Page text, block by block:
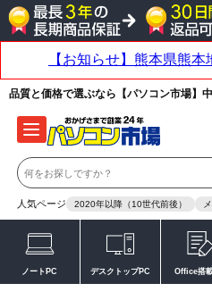
品質と価格で選ぶなら【パソコン市場】
人気ページ 2020年以降（10世代前後）
ノートPC デスクトップPC Office搭